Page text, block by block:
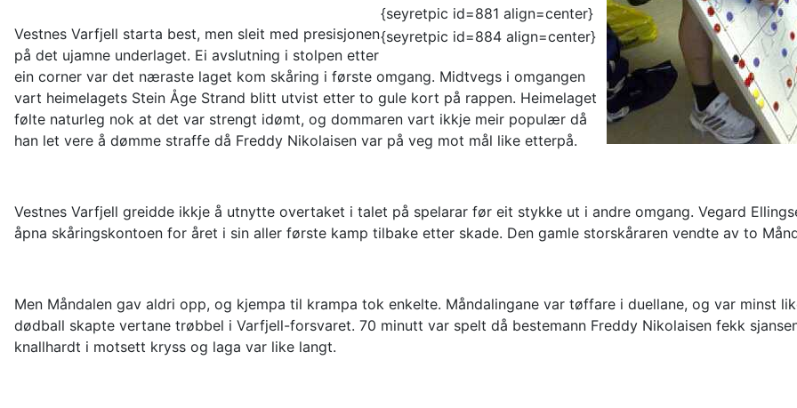
{seyretpic id=881 align=center}
{seyretpic id=884 align=center}
Vestnes Varfjell starta best, men sleit med presisjonen
på det ujamne underlaget. Ei avslutning i stolpen etter
ein corner var det næraste laget kom skåring i første omgang. Midtvegs i omgangen
vart heimelagets Stein Åge Strand blitt utvist etter to gule kort på rappen. Heimelaget
følte naturleg nok at det var strengt idømt, og dommaren vart ikkje meir populær då
han let vere å dømme straffe då Freddy Nikolaisen var på veg mot mål like etterpå.
Vestnes Varfjell greidde ikkje å utnytte overtaket i talet på spelarar før eit stykke ut i andre omgang. Vegard
åpna skåringskontoen for året i sin aller første kamp tilbake etter skade. Den gamle storskåraren vendte av to
Men Måndalen gav aldri opp, og kjempa til krampa tok enkelte. Måndalingane var tøffare i duellane, og var minst
dødball skapte vertane trøbbel i Varfjell-forsvaret. 70 minutt var spelt då bestemann Freddy Nikolaisen fekk
knallhardt i motsett kryss og laga var like langt.